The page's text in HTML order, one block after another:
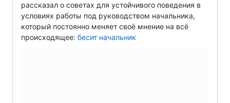
рассказал о советах для устойчивого поведения в
условиях работы под руководством начальника,
который постоянно меняет своё мнение на всё
происходящее: бесит начальник